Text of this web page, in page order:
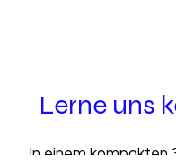
Lerne uns
In einem kompakten